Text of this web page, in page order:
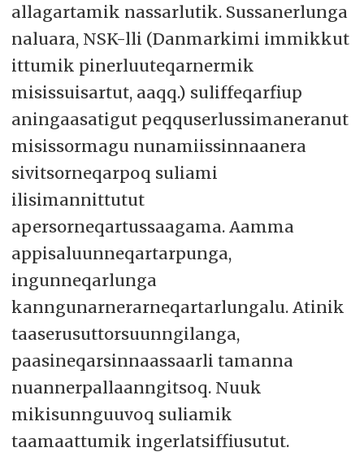
allagartamik nassarlutik. Sussanerlunga
naluara, NSK-lli (Danmarkimi immikkut
ittumik pinerluuteqarnermik
misissuisartut, aaqq.) suliffeqarfiup
aningaasatigut peqquserlussimaneranut
misissormagu nunamiissinnaanera
sivitsorneqarpoq suliami
ilisimannittutut
apersorneqartussaagama. Aamma
appisaluunneqartarpunga,
ingunneqarlunga
kanngunarnerarneqartarlungalu. Atinik
taaserusuttorsuunngilanga,
paasineqarsinnaassaarli tamanna
nuannerpallaanngitsoq. Nuuk
mikisunnguuvoq suliamik
taamaattumik ingerlatsiffiusutut.